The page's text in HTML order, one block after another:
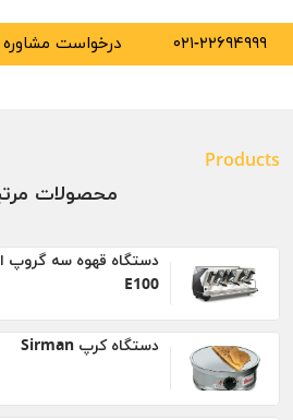
۰۲۱-۲۲۶۹۴۹۹۹ درخواست مشاوره
Products
محصولات
دستگاه قهوه سه گروپ
E100
دستگاه کرپ Sirman